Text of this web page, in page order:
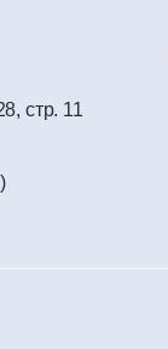
стр. 11